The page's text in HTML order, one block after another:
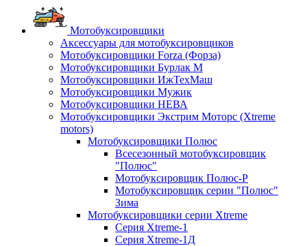
Мотобуксировщики
Аксессуары для мотобуксировщиков
Мотобуксировщики Forza (Форза)
Мотобуксировщики Бурлак М
Мотобуксировщики ИжТехМаш
Мотобуксировщики Мужик
Мотобуксировщики НЕВА
Мотобуксировщики Экстрим Моторс (Xtreme
motors)
Мотобуксировщики Полюс
Всесезонный мотобуксировщик
"Полюс"
Мотобуксировщик Полюс-Р
Мотобуксировщик серии "Полюс"
Зима
Мотобуксировщики серии Xtreme
Серия Xtreme-1
Серия Xtreme-1Д